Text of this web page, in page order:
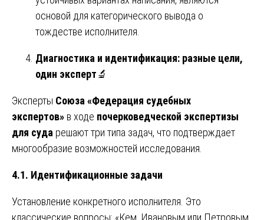
основой для категорического вывода о
тождестве исполнителя.
Диагностика и идентификация: разные цели,
один эксперт🔬
Эксперты Союза «Федерация судебных
экспертов» в ходе почерковедческой экспертизы
для суда решают три типа задач, что подтверждает
многообразие возможностей исследования.
4.1. Идентификационные задачи
Установление конкретного исполнителя. Это
классические вопросы: «Кем, Ивановым или Петровым,